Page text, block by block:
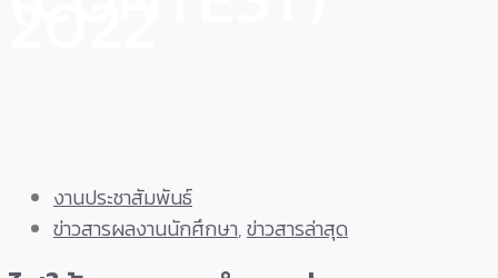
งานประชาสัมพันธ์
ข่าวสารผลงานนักศึกษา,ข่าวสารล่าสุด